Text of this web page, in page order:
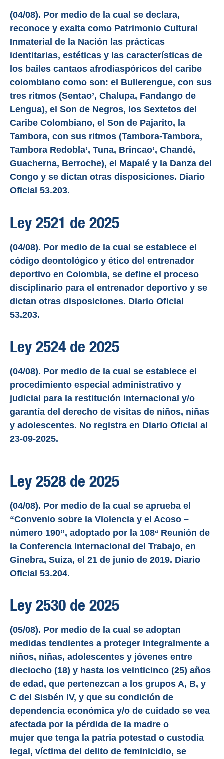
(04/08). Por medio de la cual se declara,
reconoce y exalta como Patrimonio Cultural
Inmaterial de la Nación las prácticas
identitarias, estéticas y las características de
los bailes cantaos afrodiaspóricos del caribe
colombiano como son: el Bullerengue, con sus
tres ritmos (Sentao’, Chalupa, Fandango de
Lengua), el Son de Negros, los Sextetos del
Caribe Colombiano, el Son de Pajarito, la
Tambora, con sus ritmos (Tambora-Tambora,
Tambora Redobla’, Tuna, Brincao’, Chandé,
Guacherna, Berroche), el Mapalé y la Danza del
Congo y se dictan otras disposiciones. Diario
Oficial 53.203.
Ley 2521 de 2025
(04/08). Por medio de la cual se establece el
código deontológico y ético del entrenador
deportivo en Colombia, se define el proceso
disciplinario para el entrenador deportivo y se
dictan otras disposiciones. Diario Oficial
53.203.
Ley 2524 de 2025
(04/08). Por medio de la cual se establece el
procedimiento especial administrativo y
judicial para la restitución internacional y/o
garantía del derecho de visitas de niños, niñas
y adolescentes. No registra en Diario Oficial al
23-09-2025.
Ley 2528 de 2025
(04/08). Por medio de la cual se aprueba el
“Convenio sobre la Violencia y el Acoso –
número 190”, adoptado por la 108ª Reunión de
la Conferencia Internacional del Trabajo, en
Ginebra, Suiza, el 21 de junio de 2019. Diario
Oficial 53.204.
Ley 2530 de 2025
(05/08). Por medio de la cual se adoptan
medidas tendientes a proteger integralmente a
niños, niñas, adolescentes y jóvenes entre
dieciocho (18) y hasta los veinticinco (25) años
de edad, que pertenezcan a los grupos A, B, y
C del Sisbén IV, y que su condición de
dependencia económica y/o de cuidado se vea
afectada por la pérdida de la madre o
mujer que tenga la patria potestad o custodia
legal, víctima del delito de feminicidio, se